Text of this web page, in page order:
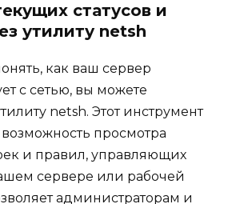
статусов и
утилиту netsh
как ваш сервер
с сетью, вы можете
netsh. Этот инструмент
просмотра
и правил, управляющих
сервере или рабочей
администраторам и